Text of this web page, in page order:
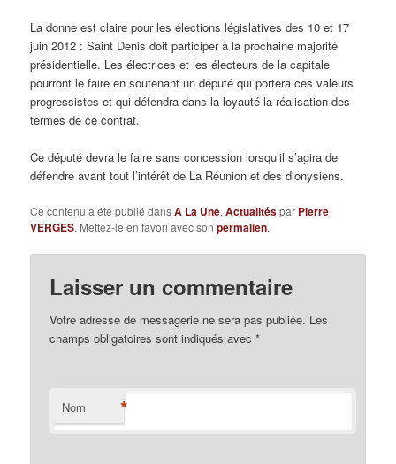
La donne est claire pour les élections législatives des 10 et 17
juin 2012 : Saint Denis doit participer à la prochaine majorité
présidentielle. Les électrices et les électeurs de la capitale
pourront le faire en soutenant un député qui portera ces valeurs
progressistes et qui défendra dans la loyauté la réalisation des
termes de ce contrat.
Ce député devra le faire sans concession lorsqu’il s’agira de
défendre avant tout l’intérêt de La Réunion et des dionysiens.
Ce contenu a été publié dansA La Une,Actualitéspar Pierre
VERGES. Mettez-le en favori avec sonpermalien.
Laisser un commentaire
Votre adresse de messagerie ne sera pas publiée. Les
champs obligatoires sont indiqués avec*
Nom *